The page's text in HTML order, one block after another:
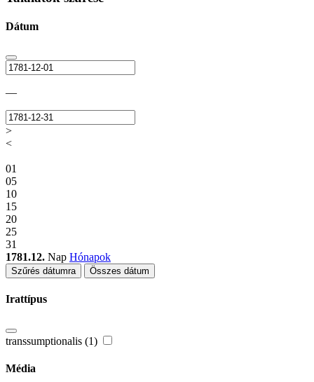
Dátum
—
>
<
01
05
10
15
20
25
31
1781.12. Nap Hónapok
Szűrés dátumra Összes dátum
Irattípus
transsumptionalis (1)
Média